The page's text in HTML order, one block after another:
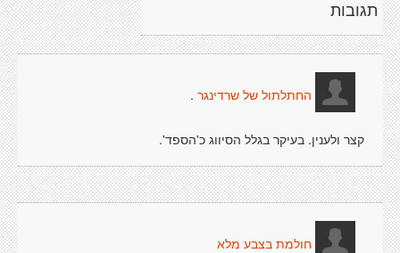
תגובות
החתלתול של שרדינגר .
קצר ולענין. בעיקר בגלל הסיווג כ'הספד'.
חולמת בצבע מלא